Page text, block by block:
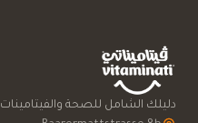
دليلك الشامل للصحة والفيتامينات